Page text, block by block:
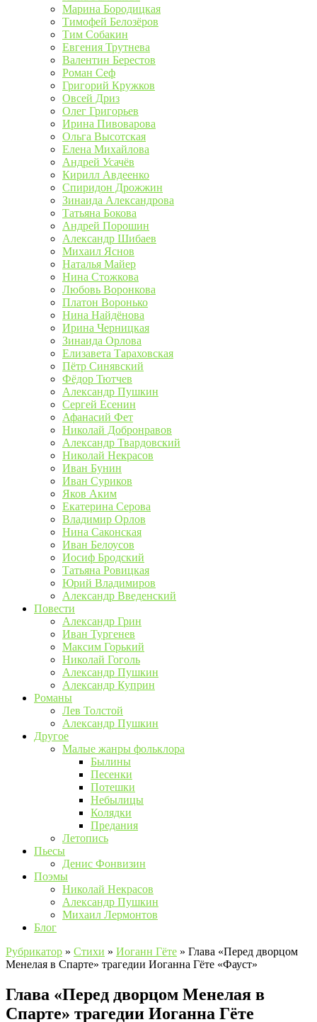
Марина Бородицкая
Тимофей Белозёров
Тим Собакин
Евгения Трутнева
Валентин Берестов
Роман Сеф
Григорий Кружков
Овсей Дриз
Олег Григорьев
Ирина Пивоварова
Ольга Высотская
Елена Михайлова
Андрей Усачёв
Кирилл Авдеенко
Спиридон Дрожжин
Зинаида Александрова
Татьяна Бокова
Андрей Порошин
Александр Шибаев
Михаил Яснов
Наталья Майер
Нина Стожкова
Любовь Воронкова
Платон Воронько
Нина Найдёнова
Ирина Черницкая
Зинаида Орлова
Елизавета Тараховская
Пётр Синявский
Фёдор Тютчев
Александр Пушкин
Сергей Есенин
Афанасий Фет
Николай Добронравов
Александр Твардовский
Николай Некрасов
Иван Бунин
Иван Суриков
Яков Аким
Екатерина Серова
Владимир Орлов
Нина Саконская
Иван Белоусов
Иосиф Бродский
Татьяна Ровицкая
Юрий Владимиров
Александр Введенский
Повести
Александр Грин
Иван Тургенев
Максим Горький
Николай Гоголь
Александр Пушкин
Александр Куприн
Романы
Лев Толстой
Александр Пушкин
Другое
Малые жанры фольклора
Былины
Песенки
Потешки
Небылицы
Колядки
Предания
Летопись
Пьесы
Денис Фонвизин
Поэмы
Николай Некрасов
Александр Пушкин
Михаил Лермонтов
Блог
Рубрикатор » Стихи » Иоганн Гёте » Глава «Перед дворцом
Менелая в Спарте» трагедии Иоганна Гёте «Фауст»
Глава «Перед дворцом Менелая в
Спарте» трагедии Иоганна Гёте